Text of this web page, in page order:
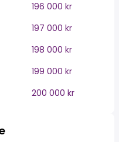
196 000 kr
197 000 kr
198 000 kr
199 000 kr
200 000 kr